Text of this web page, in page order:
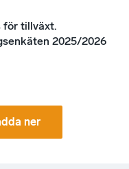
för tillväxt.
2025/2026
ner